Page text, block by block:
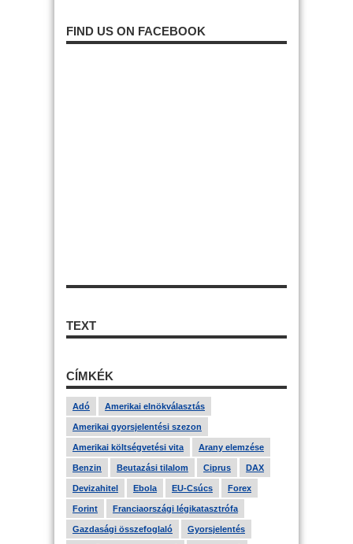
FIND US ON FACEBOOK
TEXT
CÍMKÉK
Adó Amerikai elnökválasztás
Amerikai gyorsjelentési szezon
Amerikai költségvetési vita Arany elemzése
Benzin Beutazási tilalom Ciprus DAX
Devizahitel Ebola EU-Csúcs Forex
Forint Franciaországi légikatasztrófa
Gazdasági összefoglaló Gyorsjelentés